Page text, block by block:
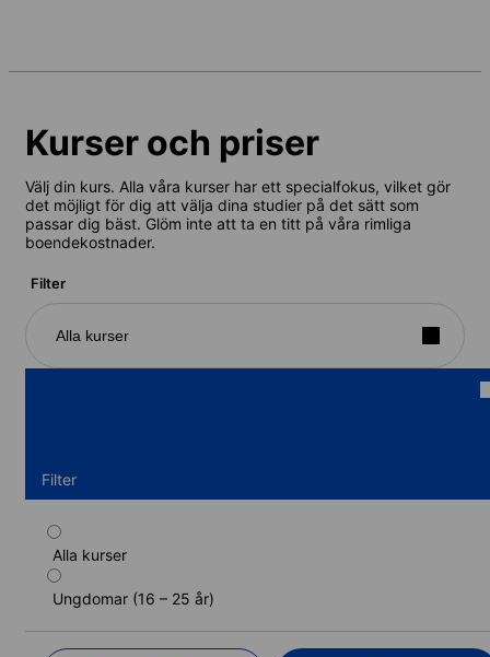
Kurser och priser
Välj din kurs. Alla våra kurser har ett specialfokus, vilket gör
det möjligt för dig att välja dina studier på det sätt som
passar dig bäst. Glöm inte att ta en titt på våra rimliga
boendekostnader.
Filter
Alla kurser
Filter
Alla kurser
Ungdomar (16 – 25 år)
Spanska kurs (fjädra)
Kurslängd: 1 - 2 veckor